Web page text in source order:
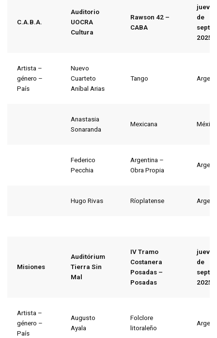
C.A.B.A.
Auditorio
UOCRA
Cultura
Rawson 42 –
CABA
de
2025
Artista –
género –
País
Nuevo
Cuarteto
Aníbal Arias
Tango
Anastasia
Sonaranda
Mexicana México
Federico
Pecchia
Argentina –
Obra Propia
Hugo Rivas Ríoplatense
Misiones
Auditórium
Tierra Sin
Mal
IV Tramo
Costanera
Posadas –
Posadas
de
2025
Artista –
género –
País
Augusto
Ayala
Folclore
litoraleño